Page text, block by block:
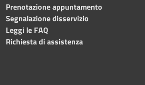
Prenotazione appuntamento
Segnalazione disservizio
Leggi le FAQ
Richiesta di assistenza